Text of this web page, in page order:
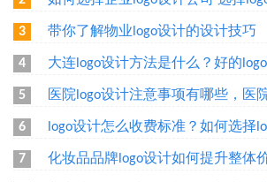
3 带你了解物业logo设计的设计技巧
4 大连logo设计方法是什么？好的
5 医院logo设计注意事项有哪些，医院
6 logo设计怎么收费标准？如何选择
7 化妆品品牌logo设计如何提升整体价值？